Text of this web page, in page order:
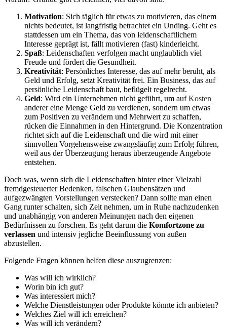
Motivation: Sich täglich für etwas zu motivieren, das einem
nichts bedeutet, ist langfristig betrachtet ein Unding. Geht es
stattdessen um ein Thema, das von leidenschaftlichem
Interesse geprägt ist, fällt motivieren (fast) kinderleicht.
Spaß: Leidenschaften verfolgen macht unglaublich viel
Freude und fördert die Gesundheit.
Kreativität: Persönliches Interesse, das auf mehr beruht, als
Geld und Erfolg, setzt Kreativität frei. Ein Business, das auf
persönliche Leidenschaft baut, beflügelt regelrecht.
Geld: Wird ein Unternehmen nicht geführt, um aufKosten
anderer eine Menge Geld zu verdienen, sondern um etwas
zum Positiven zu verändern und Mehrwert zu schaffen,
rücken die Einnahmen in den Hintergrund. Die Konzentration
richtet sich auf die Leidenschaft und die wird mit einer
sinnvollen Vorgehensweise zwangsläufig zum Erfolg führen,
weil aus der Überzeugung heraus überzeugende Angebote
entstehen.
Doch was, wenn sich die Leidenschaften hinter einer Vielzahl
fremdgesteuerter Bedenken, falschen Glaubensätzen und
aufgezwängten Vorstellungen verstecken? Dann sollte man einen
Gang runter schalten, sich Zeit nehmen, um in Ruhe nachzudenken
und unabhängig von anderen Meinungen nach den eigenen
Bedürfnissen zu forschen. Es geht darum die Komfortzone zu
verlassen und intensiv jegliche Beeinflussung von außen
abzustellen.
Folgende Fragen können helfen diese auszugrenzen:
Was will ich wirklich?
Worin bin ich gut?
Was interessiert mich?
Welche Dienstleistungen oder Produkte könnte ich anbieten?
Welches Ziel will ich erreichen?
Was will ich verändern?